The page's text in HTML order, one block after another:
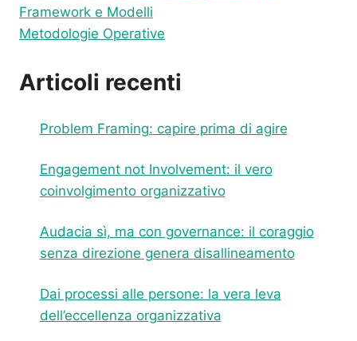
Framework e Modelli
Metodologie Operative
Articoli recenti
Problem Framing: capire prima di agire
Engagement not Involvement: il vero
coinvolgimento organizzativo
Audacia sì, ma con governance: il coraggio
senza direzione genera disallineamento
Dai processi alle persone: la vera leva
dell’eccellenza organizzativa